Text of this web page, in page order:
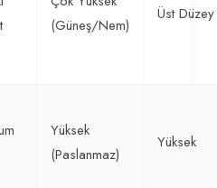
(Güneş/Nem)
Üst Düzey
Yüksek
(Paslanmaz)
Yüksek